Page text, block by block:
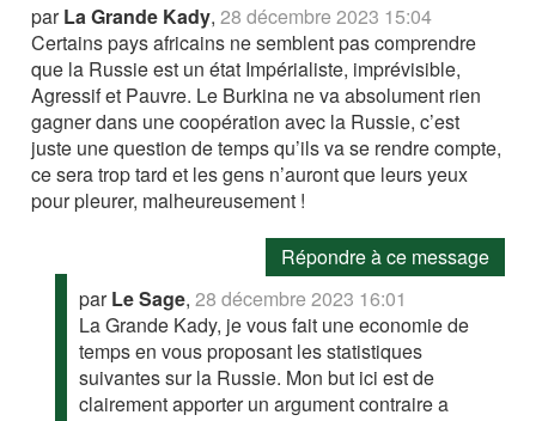
parLa Grande Kady,28 décembre 2023 15:04
Certains pays africains ne semblent pas comprendre
que la Russie est un état Impérialiste, imprévisible,
Agressif et Pauvre. Le Burkina ne va absolument rien
gagner dans une coopération avec la Russie, c’est
juste une question de temps qu’ils va se rendre compte,
ce sera trop tard et les gens n’auront que leurs yeux
pour pleurer, malheureusement !
Répondre à ce message
parLe Sage,28 décembre 2023 16:01
La Grande Kady, je vous fait une economie de
temps en vous proposant les statistiques
suivantes sur la Russie. Mon but ici est de
clairement apporter un argument contraire a